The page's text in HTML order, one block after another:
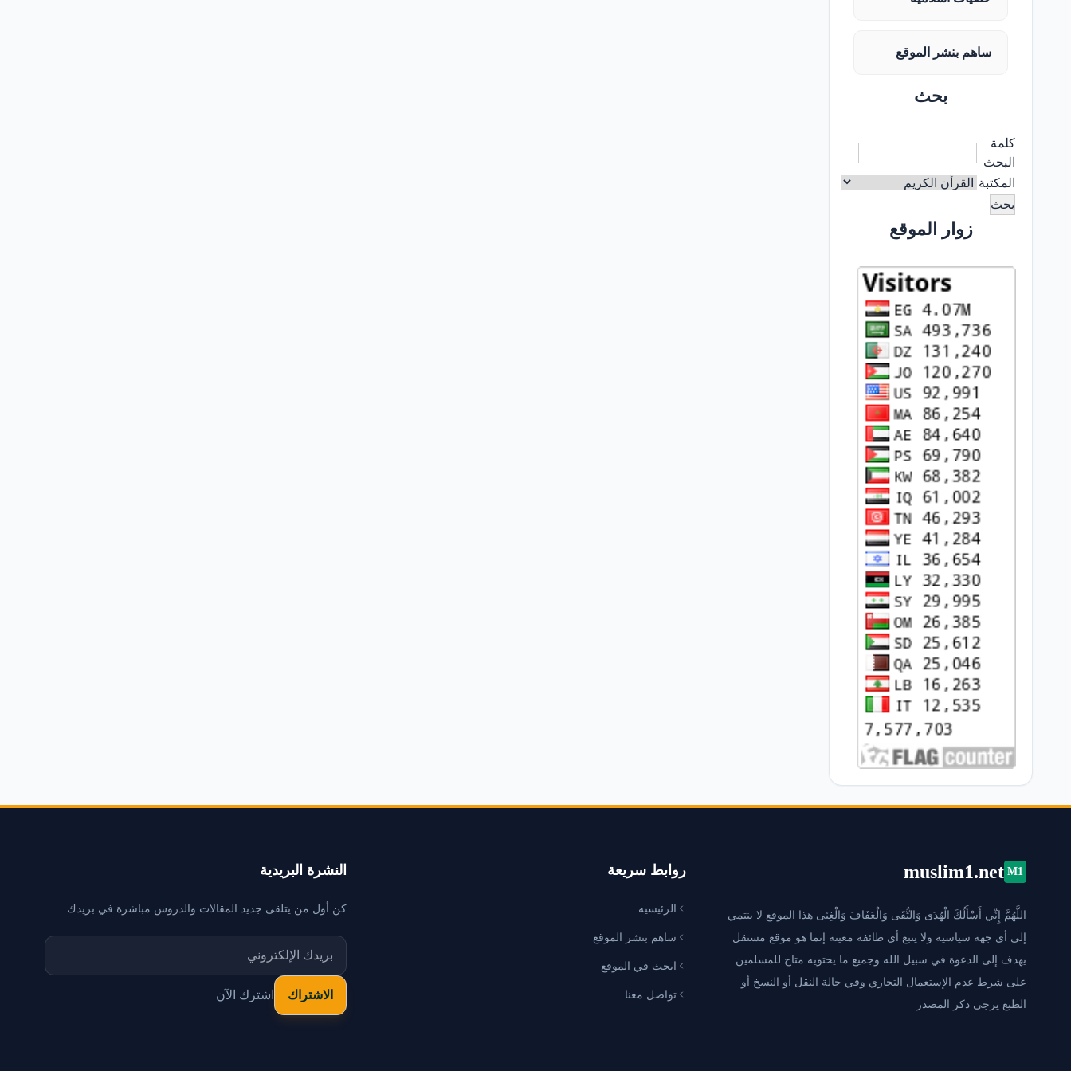
ساهم بنشر الموقع
بحث
كلمة
البحث
المكتبة
زوار الموقع
M1
muslim1.net
اللَّهُمَّ إِنِّي أَسْأَلُكَ الْهُدَى وَالتُّقَى وَالْعَفَافَ وَالْغِنَى هذا الموقع لا ينتمي
إلى أي جهة سياسية ولا يتبع أي طائفة معينة إنما هو موقع مستقل
يهدف إلى الدعوة في سبيل الله وجميع ما يحتويه متاح للمسلمين
على شرط عدم الإستعمال التجاري وفي حالة النقل أو النسخ أو
الطبع يرجى ذكر المصدر
روابط سريعة
الرئيسيه
ساهم بنشر الموقع
ابحث في الموقع
تواصل معنا
النشرة البريدية
كن أول من يتلقى جديد المقالات والدروس مباشرة في بريدك.
اشترك الآن